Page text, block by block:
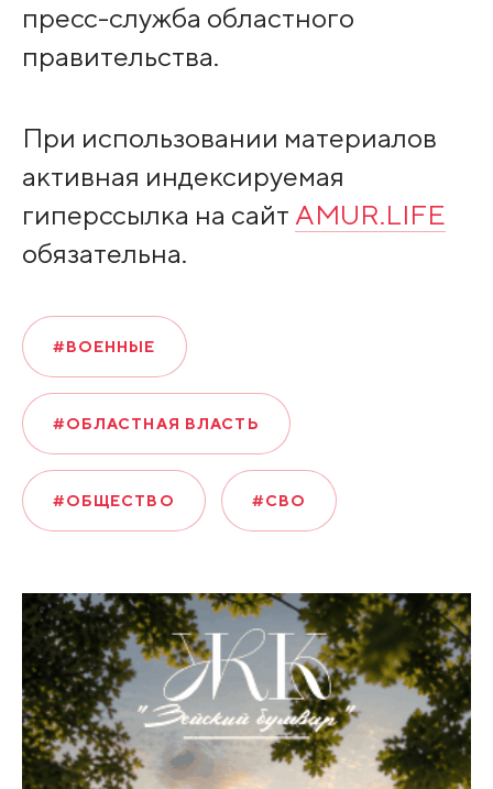
пресс-служба областного
правительства.
При использовании материалов
активная индексируемая
гиперссылка на сайт AMUR.LIFE
обязательна.
#ВОЕННЫЕ
#ОБЛАСТНАЯ ВЛАСТЬ
#ОБЩЕСТВО #СВО